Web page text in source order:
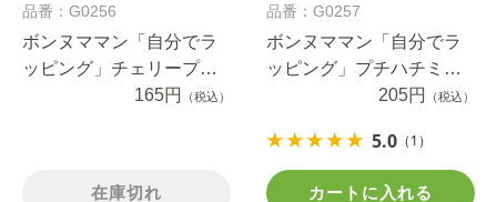
品番：G0256
ボンヌママン「自分でラ
ッピング」チェリープチ
ジャム（1セット）
165円 （税込）
在庫切れ
品番：G0257
ボンヌママン「自分でラ
ッピング」プチハチミツ
205円 （税込）
5.0 （1）
カートに入れる